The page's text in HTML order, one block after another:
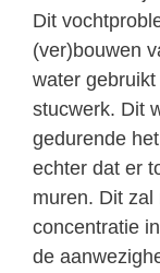
Dit
(ver)bouwen
water
stucwerk. Dit
gedurende
echter dat er
muren. Dit
concentratie
de